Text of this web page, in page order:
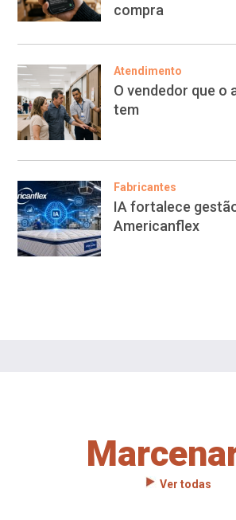
compra
Atendimento
O vendedor que o
tem
Fabricantes
IA fortalece
Americanflex
Ver todas